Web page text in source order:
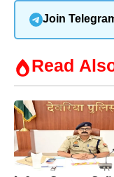
Join
Read